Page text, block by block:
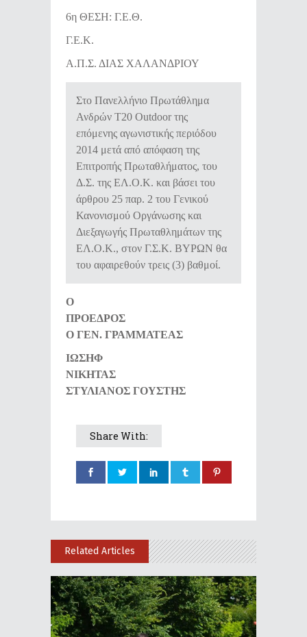
6η ΘΕΣΗ: Γ.Ε.Θ.
Γ.Ε.Κ.
Α.Π.Σ. ΔΙΑΣ ΧΑΛΑΝΔΡΙΟΥ
Στο Πανελλήνιο Πρωτάθλημα
Ανδρών Τ20 Outdoor της
επόμενης αγωνιστικής περιόδου
2014 μετά από απόφαση της
Επιτροπής Πρωταθλήματος, του
Δ.Σ. της ΕΛ.Ο.Κ. και βάσει του
άρθρου 25 παρ. 2 του Γενικού
Κανονισμού Οργάνωσης και
Διεξαγωγής Πρωταθλημάτων της
ΕΛ.Ο.Κ., στον Γ.Σ.Κ. ΒΥΡΩΝ θα
του αφαιρεθούν τρεις (3) βαθμοί.
Ο
ΠΡΟΕΔΡΟΣ
Ο ΓΕΝ. ΓΡΑΜΜΑΤΕΑΣ
ΙΩΣΗΦ
ΝΙΚΗΤΑΣ
ΣΤΥΛΙΑΝΟΣ ΓΟΥΣΤΗΣ
Share With:
Related Articles